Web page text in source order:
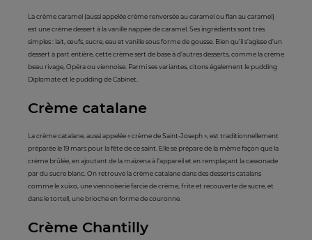
La crème caramel (aussi appelée crème renversée au caramel ou flan au caramel)
est une crème dessert à la vanille nappée de caramel. Ses ingrédients sont très
simples : lait, œufs, sucre, eau et vanille sous forme de gousse. Bien qu’il s’agisse d’un
dessert à part entière, cette crème sert de base à d’autres desserts, comme la crème
beau rivage, Opéra ou viennoise. Parmi ses variantes, citons également le pudding
Diplomate et le pudding de Cabinet.
Crème catalane
La crème catalane, aussi appelée « crème de Saint-Joseph », est traditionnellement
préparée le 19 mars pour la fête de ce saint. Elle se prépare de la même façon que la
crème brûlée, en ajoutant de la maïzena à l’appareil et en remplaçant la cassonade
par du sucre blanc. On retrouve la crème catalane dans des desserts catalans
comme le xuixo, une viennoiserie farcie de crème, frite et recouverte de sucre, et
dans le tortell, une brioche en forme de couronne.
Crème Chantilly